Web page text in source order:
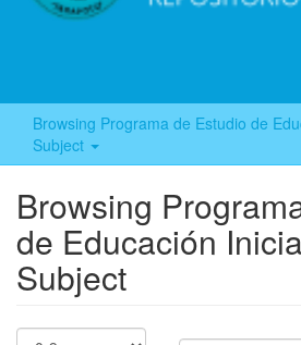
Browsing Programa de Estudio de
Subject
Browsing
de Educación
Subject